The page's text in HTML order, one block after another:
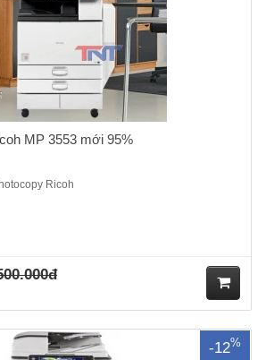
MP 3553 mới 95%
Ricoh
ua
-12%
Aficio MP 6054 Dòng máy cũ nhập khẩu sản
hợp cho các công ty xây dựng, cửa hàng